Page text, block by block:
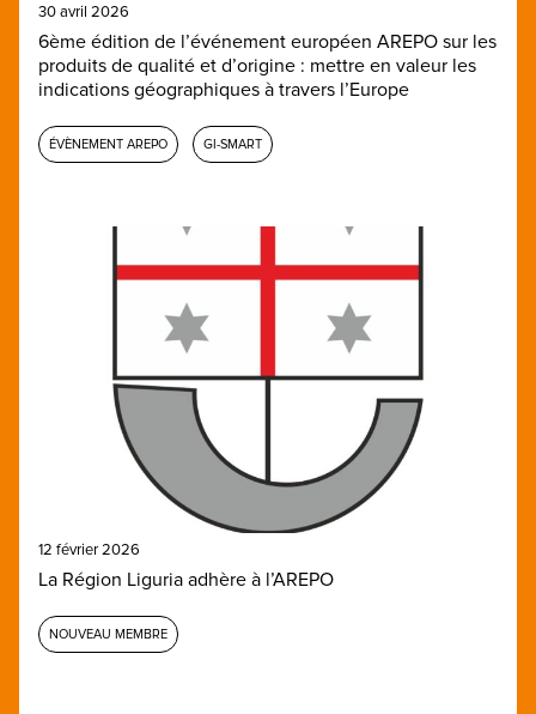
30 avril 2026
6ème édition de l’événement européen AREPO sur les
produits de qualité et d’origine : mettre en valeur les
indications géographiques à travers l’Europe
ÉVÈNEMENT AREPO GI-SMART
12 février 2026
La Région Liguria adhère à l’AREPO
NOUVEAU MEMBRE